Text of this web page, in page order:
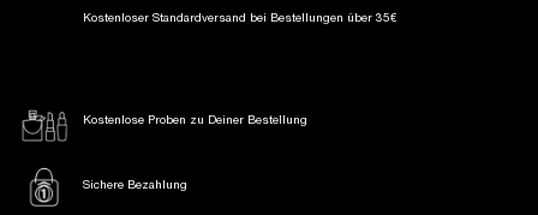
Kostenloser Standardversand bei Bestellungen über 35€
Kostenlose Proben zu Deiner Bestellung
Sichere Bezahlung